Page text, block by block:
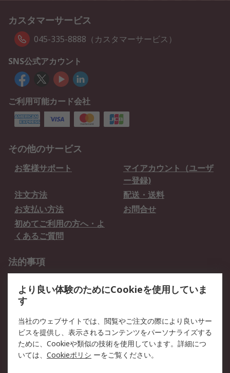
カスタマーサービス
045-335-8888（カスタマーサービス）
SNS公式アカウント
ご利用可能カード会社
その他のサービス
お客様サポート
マイアカウント（ユーザ
ー登録)
注文方法
配送・送料
お支払い方法
お問合せ
初めてご利用の方へ・よ
くあるご質問
法的事項
クッキーポリシー
RSについて
会社概要
採用情報
プレスリリース＆お知ら
コーポレートサイト
より良い体験のためにCookieを使用していま
す
当社のウェブサイトでは、閲覧やご注文の際により良いサー
ビスを提供し、表示されるコンテンツをパーソナライズする
ために、Cookieや類似の技術を使用しています。詳細につ
いては、 Cookieポリシ ーをご覧ください。